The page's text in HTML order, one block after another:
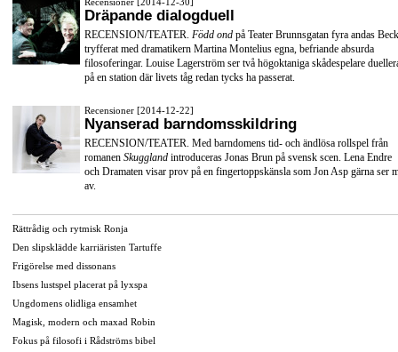
Dräpande dialogduell
RECENSION/TEATER. Född ond på Teater Brunnsgatan fyra andas
tryfferat med dramatikern Martina Montelius egna, befriande absurda
filosoferingar. Louise Lagerström ser två högoktaniga skådespelare
på en station där livets tåg redan tycks ha passerat.
Recensioner [2014-12-22]
Nyanserad barndomsskildring
RECENSION/TEATER. Med barndomens tid- och ändlösa rollspel från
romanen Skuggland introduceras Jonas Brun på svensk scen. Lena Endre
och Dramaten visar prov på en fingertoppskänsla som Jon Asp gärna ser
av.
Rättrådig och rytmisk Ronja
Den slipsklädde karriäristen Tartuffe
Frigörelse med dissonans
Ibsens lustspel placerat på lyxspa
Ungdomens olidliga ensamhet
Magisk, modern och maxad Robin
Fokus på filosofi i Rådströms bibel